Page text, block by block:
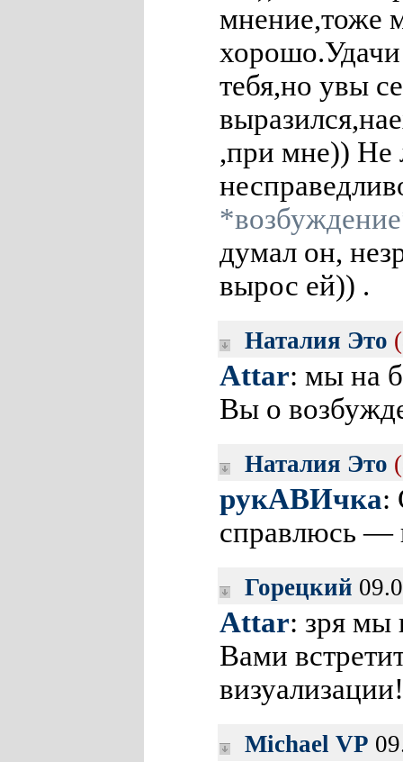
мнение,тоже
тебя,но увы
,при мне))
думал он,
вырос ей)) .
Наталия Это
Attar: мы на
Вы о
Наталия Это
рукАВИчка:
справлюсь —
Горецкий
Attar: зря мы
Вами
Michael VP